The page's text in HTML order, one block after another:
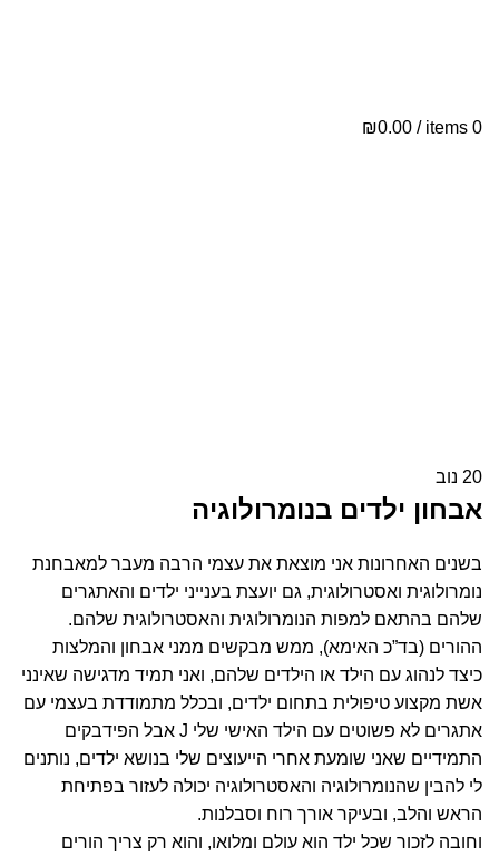
0
items
/
₪0.00
20 נוב
אבחון ילדים בנומרולוגיה
בשנים האחרונות אני מוצאת את עצמי הרבה מעבר למאבחנת
נומרולוגית ואסטרולוגית, גם יועצת בענייני ילדים והאתגרים
שלהם בהתאם למפות הנומרולוגית והאסטרולוגית שלהם.
ההורים (בד”כ האימא), ממש מבקשים ממני אבחון והמלצות
כיצד לנהוג עם הילד או הילדים שלהם, ואני תמיד מדגישה שאינני
אשת מקצוע טיפולית בתחום ילדים, ובכלל מתמודדת בעצמי עם
אתגרים לא פשוטים עם הילד האישי שלי J אבל הפידבקים
התמידיים שאני שומעת אחרי הייעוצים שלי בנושא ילדים, נותנים
לי להבין שהנומרולוגיה והאסטרולוגיה יכולה לעזור בפתיחת
הראש והלב, ובעיקר אורך רוח וסבלנות.
וחובה לזכור שכל ילד הוא עולם ומלואו, והוא רק צריך הורים